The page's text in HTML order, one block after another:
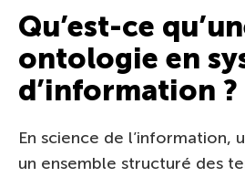
Qu’est-ce
ontologie en
d’information ?
En science de l’information,
un ensemble structuré des